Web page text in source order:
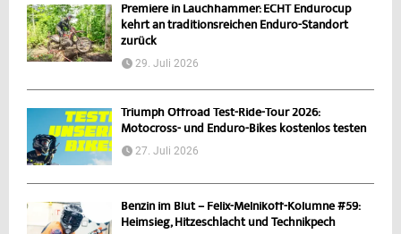
Premiere in Lauchhammer: ECHT Endurocup
kehrt an traditionsreichen Enduro-Standort
zurück
29. Juli 2026
Triumph Offroad Test-Ride-Tour 2026:
Motocross- und Enduro-Bikes kostenlos testen
27. Juli 2026
Benzin im Blut – Felix-Melnikoff-Kolumne #59:
Heimsieg, Hitzeschlacht und Technikpech